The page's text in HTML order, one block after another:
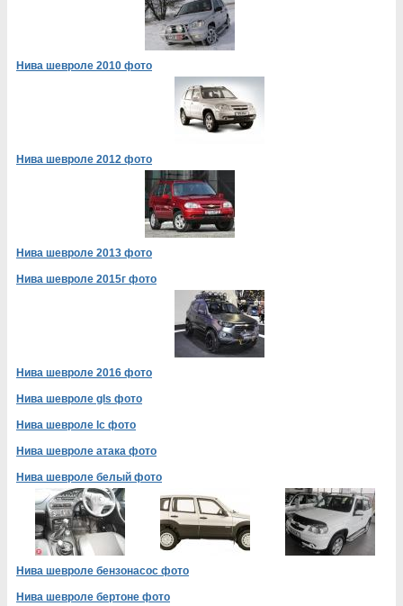
Нива шевроле 2010 фото
Нива шевроле 2012 фото
Нива шевроле 2013 фото
Нива шевроле 2015г фото
Нива шевроле 2016 фото
Нива шевроле gls фото
Нива шевроле lc фото
Нива шевроле атака фото
Нива шевроле белый фото
Нива шевроле бензонасос фото
Нива шевроле бертоне фото